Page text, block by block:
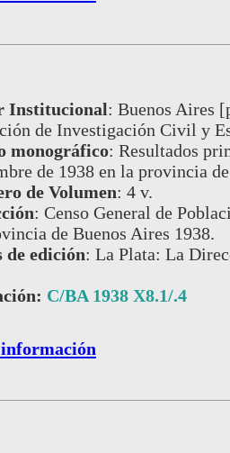
Institucional: Buenos Aires
de Investigación Civil y
monográfico: Resultados
de 1938 en la provincia
de Volumen: 4 v.
: Censo General de
de Buenos Aires 1938.
de edición: La Plata: La
C/BA 1938 X8.1/.4